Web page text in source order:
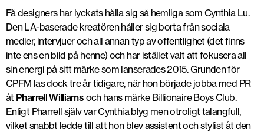
Få designers har lyckats hålla sig så hemliga som Cynthia Lu.
Den LA-baserade kreatören håller sig borta från sociala
medier, intervjuer och all annan typ av offentlighet (det finns
inte ens en bild på henne) och har istället valt att fokusera all
sin energi på sitt märke som lanserades 2015. Grunden för
CPFM las dock tre år tidigare, när hon började jobba med PR
åt Pharrell Williams och hans märke Billionaire Boys Club.
Enligt Pharrell själv var Cynthia blyg men otroligt talangfull,
vilket snabbt ledde till att hon blev assistent och stylist åt den